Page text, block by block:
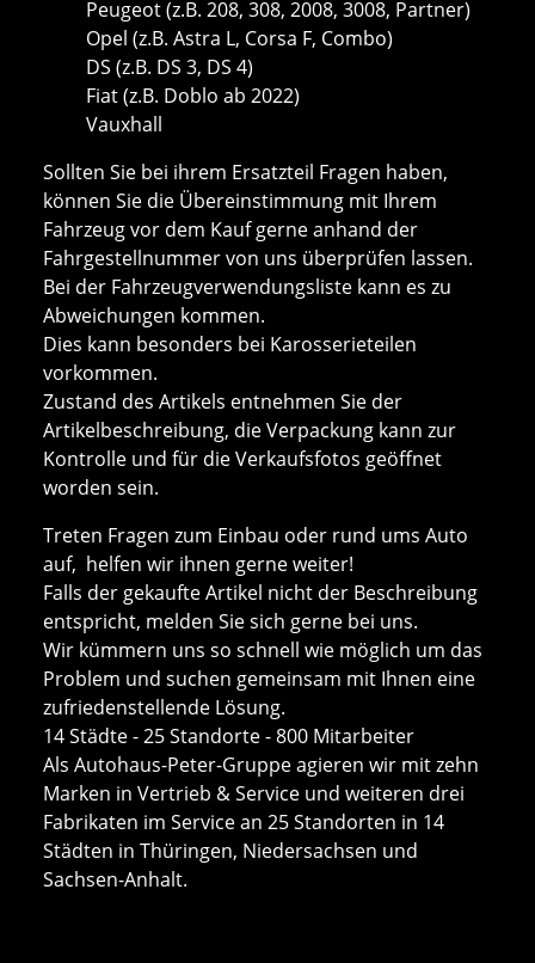
Peugeot (z.B. 208, 308, 2008, 3008, Partner)
Opel (z.B. Astra L, Corsa F, Combo)
DS (z.B. DS 3, DS 4)
Fiat (z.B. Doblo ab 2022)
Vauxhall
Sollten Sie bei ihrem Ersatzteil Fragen haben,
können Sie die Übereinstimmung mit Ihrem
Fahrzeug vor dem Kauf gerne anhand der
Fahrgestellnummer von uns überprüfen lassen.
Bei der Fahrzeugverwendungsliste kann es zu
Abweichungen kommen.
Dies kann besonders bei Karosserieteilen
vorkommen.
Zustand des Artikels entnehmen Sie der
Artikelbeschreibung, die Verpackung kann zur
Kontrolle und für die Verkaufsfotos geöffnet
worden sein.
Treten Fragen zum Einbau oder rund ums Auto
auf, helfen wir ihnen gerne weiter!
Falls der gekaufte Artikel nicht der Beschreibung
entspricht, melden Sie sich gerne bei uns.
Wir kümmern uns so schnell wie möglich um das
Problem und suchen gemeinsam mit Ihnen eine
zufriedenstellende Lösung.
14 Städte - 25 Standorte - 800 Mitarbeiter
Als Autohaus-Peter-Gruppe agieren wir mit zehn
Marken in Vertrieb & Service und weiteren drei
Fabrikaten im Service an 25 Standorten in 14
Städten in Thüringen, Niedersachsen und
Sachsen-Anhalt.